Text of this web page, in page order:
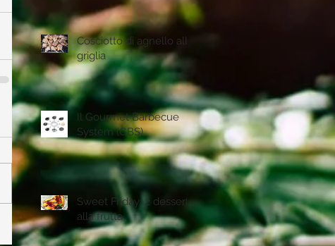
Cosciotto di agnello alla
griglia
Il Gourmet Barbecue
System (GBS)
Sweet Friday: 2 desserts
alla frutta